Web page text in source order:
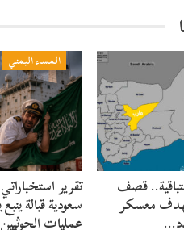
قصف
معسكر
المساء اليمني
تقرير
سعودية قبالة
عمليات